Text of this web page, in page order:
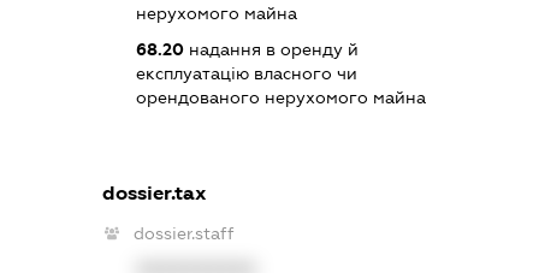
нерухомого майна
68.20надання в оренду й
експлуатацію власного чи
орендованого нерухомого майна
dossier.tax
dossier.staff